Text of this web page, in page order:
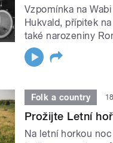
Vzpomínka na
Hukvald, přípitek
také narozeniny
Folk a country
Prožijte Letní
Na letní horkou